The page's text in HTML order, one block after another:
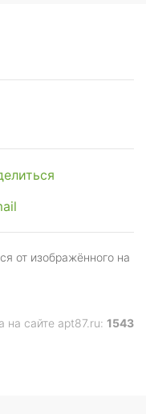
от изображённого на
на сайте apt87.ru: 1543